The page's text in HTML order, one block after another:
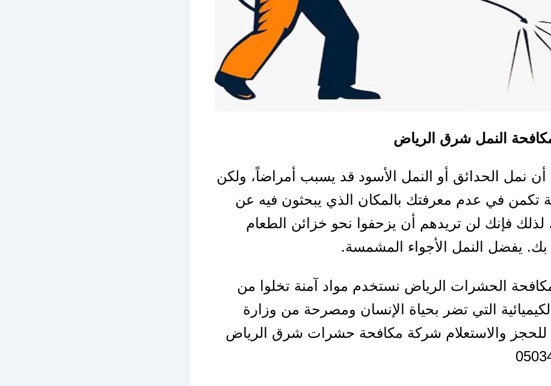
النمل شرق الرياض
أن نمل الحدائق أو النمل الأسود قد يسبب أمراضاً، ولكن
تكمن في عدم معرفتك بالمكان الذي يبحثون فيه عن
لذلك فإنك لن تريدهم أن يزحفوا نحو خزائن الطعام
بك. يفضل النمل الأجواء المشمسة.
الحشرات الرياض نستخدم مواد آمنة تخلوا من
الكيميائية التي تضر بحياة الإنسان ومصرحة من وزارة
للحجز والاستعلام شركة مكافحة حشرات شرق الرياض